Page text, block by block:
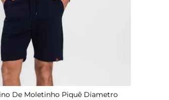
M G
De Moletinho Piquê Diametro